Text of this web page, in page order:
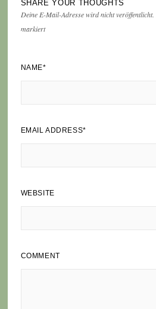
SHARE YOUR THOUGHTS
Deine E-Mail-Adresse wird nicht veröffentlicht.
markiert
NAME*
EMAIL ADDRESS*
WEBSITE
COMMENT